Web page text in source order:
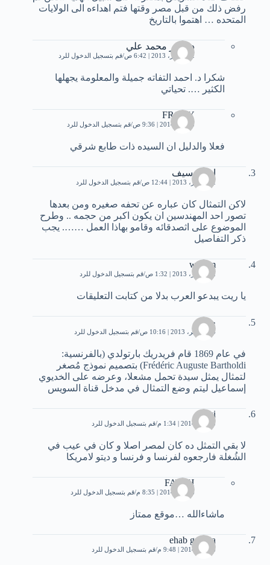
رفض ذلك من قبل مصر وقتها فتم اهداءه الى الولايات
المتحده … اهتموا بالتاريخ
د. نصر محمد علي
12 أكتوبر، 2013 | 6:42 ص قم بتسجيل الدخول للرد
شكرا د. احمد التفاته جميلة والمعلومة يجهلها
الكثير …. تحياتي
FROTY
3 يناير، 2014 | 9:36 ص قم بتسجيل الدخول للرد
فعلا والدليل ان السيده ذات طابع شرقي
استاذ سيف
12 أكتوبر، 2013 | 12:44 ص قم بتسجيل الدخول للرد
لاكن التمثال كان عباره عن تحفه صغيره ومن بعدها
تصور احد المهندسين ان يكون اكبر من حجمه .. وطرح
الموضوع على اثصدقائه وقامو بهاذا العمل ……. يجب
ذكر التفاصيل
wesam
12 أكتوبر، 2013 | 1:32 ص قم بتسجيل الدخول للرد
يا ريت يبدعو العرب بدلا من كتابت التعليقات
جمال
24 نوفمبر، 2013 | 10:16 ص قم بتسجيل الدخول للرد
في عام 1869 قام فريدريك بارتولدي (بالفرنسية:
Frédéric Auguste Bartholdi) بتصميم نموذج مُصغر
لتمثال يمثل سيدة تحمل مشعلا، وعرضه على الخديوي
إسماعيل ليتم وضع التمثال في مدخل قناة السويس
koki
3 يناير، 2014 | 1:34 م قم بتسجيل الدخول للرد
لا بقي التمثل ده كان لمصر اصلا و كان في عيب في
الشُغلة فارجعوه لفرنسا و فرنسا و ديتو لامريكا
FATEH
6 يناير، 2014 | 8:35 م قم بتسجيل الدخول للرد
ماشاءالله …موقع ممتاز
ehab gom3a
6 يناير، 2014 | 9:48 م قم بتسجيل الدخول للرد